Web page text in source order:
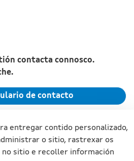
contacta connosco.
de contacto
entregar contido personalizado,
o sitio, rastrexar os
no sitio e recoller información